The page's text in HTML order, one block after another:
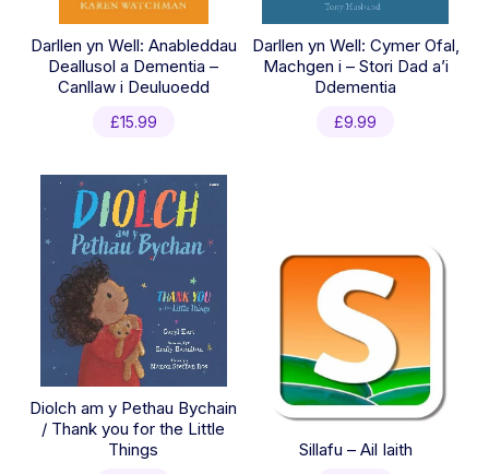
Darllen yn Well: Anableddau
Deallusol a Dementia –
Canllaw i Deuluoedd
£15.99
Darllen yn Well: Cymer Ofal,
Machgen i – Stori Dad a’i
Ddementia
£9.99
Diolch am y Pethau Bychain
/ Thank you for the Little
Things
Sillafu – Ail Iaith